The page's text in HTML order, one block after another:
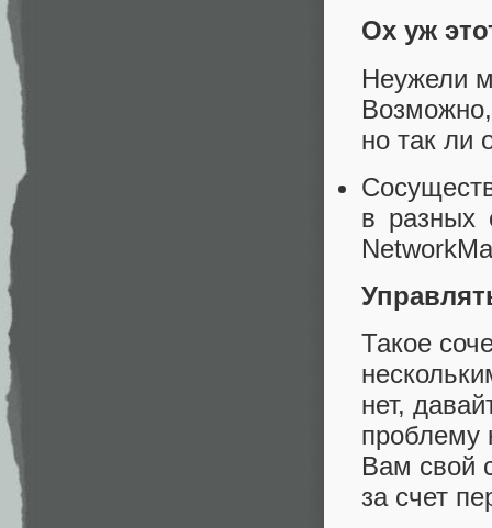
Ох уж
Неужели
но так ли
в разных
Такое
нет,
проблему
Вам свой
за счет